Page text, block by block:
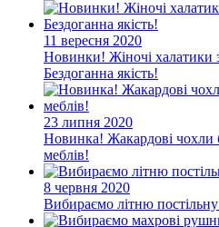
11 вересня 2020
Новинки! Жіночі халатики
Бездоганна якість!
23 липня 2020
Новинка! Жакардові чохли
меблів!
8 червня 2020
Вибираємо літню постільну